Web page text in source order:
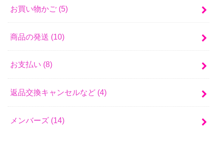
お買い物かご (5)
商品の発送 (10)
お支払い (8)
返品交換キャンセルなど (4)
メンバーズ (14)